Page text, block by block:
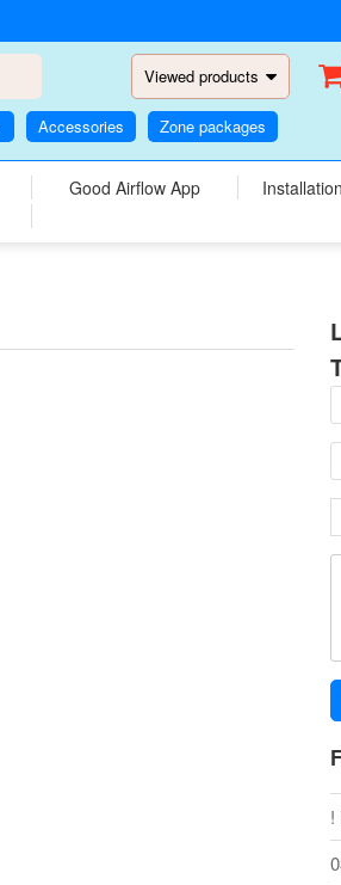
Viewed products
Accessories Zone packages
Good Airflow App
!